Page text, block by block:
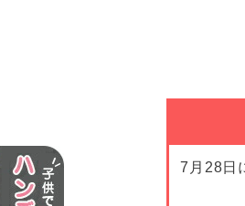
7月28日